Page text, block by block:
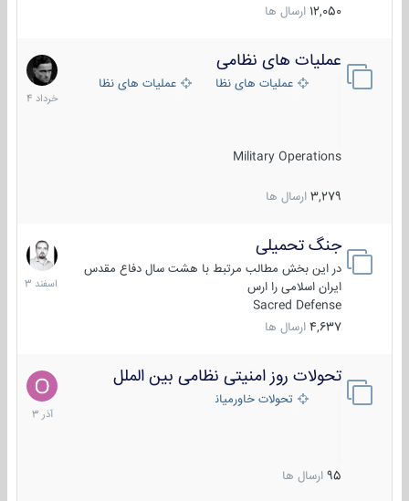
12,050 ارسال ها
عملیات های نظامی
عملیات های نظامی ایرانعملیات های نظامی خارجی
Military Operations
3,279 ارسال ها
5
خرداد
1404
جنگ تحمیلی
در این بخش مطالب مرتبط با هشت سال دفاع مقدس
ایران اسلامی را ارس
Sacred Defense
4,637 ارسال ها
20
اسفند
1403
تحولات روز امنیتی نظامی بین الملل
تحولات خاورمیانه
95 ارسال ها
21
آذر
1403